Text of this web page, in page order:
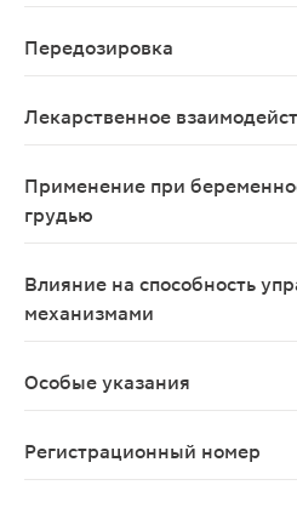
Передозировка
Лекарственное
Применение при
грудью
Влияние на способность
механизмами
Особые указания
Регистрационный номер